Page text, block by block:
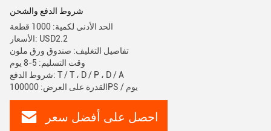
شروط الدفع والشحن
الحد الأدنى لكمية: 1000 قطعة
الأسعار: USD2.2
تفاصيل التغليف: صندوق ورق ملون
وقت التسليم: 5-8 يوم
شروط الدفع: T / T ، D / P ، D / A
القدرة على العرض: 100000PS / يوم
احصل على أفضل سعر